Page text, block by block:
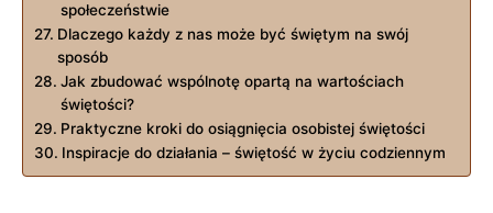
⁣społeczeństwie
Dlaczego każdy z nas może być świętym na swój⁣
sposób
Jak zbudować‍ wspólnotę opartą na wartościach
świętości?
Praktyczne kroki do ⁣osiągnięcia‌ osobistej świętości
Inspiracje do działania – świętość w życiu codziennym